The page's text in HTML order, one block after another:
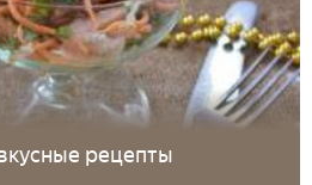
рецепты